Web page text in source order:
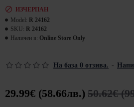
ИЗЧЕРПАН
Model: R 24162
SKU: R 24162
Наличен в: Online Store Only
На база 0 отзива. -
29.99€ (58.66лв.) 50.62€